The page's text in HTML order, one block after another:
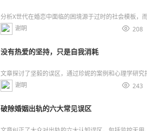
分析X世代在婚恋中面临的困境源于过时的社会模板，
的新视角。
谢眀  208
没有热爱的坚持，只是自我消耗
文章探讨了坚毅的误区，通过珍妮的案例和心理学研
合，没有热爱的坚持会导致内耗，热爱是持续的动力，
谢眀  243
破除婚姻出轨的六大常见误区